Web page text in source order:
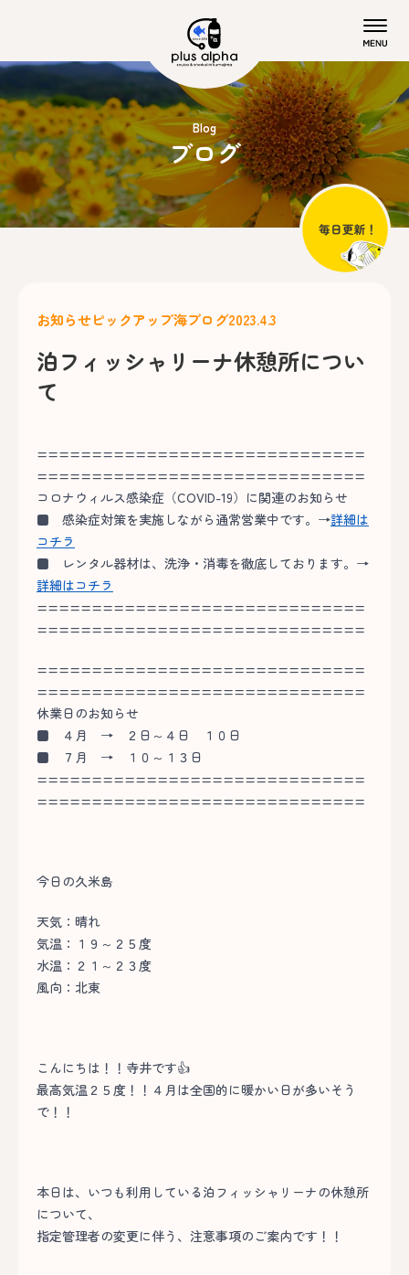
Blog
ブログ
お知らせピックアップ海ブログ2023.4.3
泊フィッシャリーナ休憩所につい
て
==============================
==============================
コロナウィルス感染症（COVID-19）に関連のお知らせ
■ 感染症対策を実施しながら通常営業中です。→詳細は
コチラ
■ レンタル器材は、洗浄・消毒を徹底しております。→
詳細はコチラ
==============================
==============================
==============================
==============================
休業日のお知らせ
■ ４月 → ２日～４日 １０日
■ ７月 → １０～１３日
==============================
==============================
今日の久米島
天気：晴れ
気温：１９～２５度
水温：２１～２３度
風向：北東
こんにちは！！寺井です👍
最高気温２５度！！４月は全国的に暖かい日が多いそう
で！！
本日は、いつも利用している泊フィッシャリーナの休憩所
について、
指定管理者の変更に伴う、注意事項のご案内です！！